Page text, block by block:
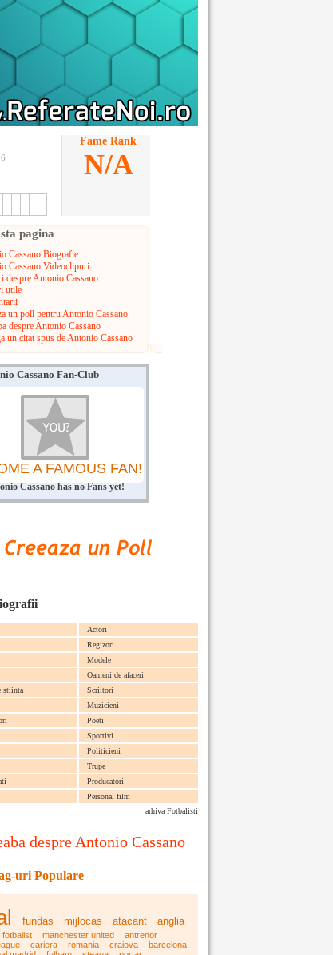
Fame Rank
N/A
pagina
Cassano Biografie
Cassano Videoclipuri
despre Antonio Cassano
utile
un poll pentru Antonio Cassano
despre Antonio Cassano
un citat spus de Antonio Cassano
Cassano Fan-Club
A FAMOUS FAN!
Cassano has no Fans yet!
Actori
Regizori
Modele
Oameni de afaceri
stiinta
Scriitori
Muzicieni
Poeti
Sportivi
Politicieni
Trupe
Producatori
Personal film
arhiva Fotbalisti
despre Antonio Cassano
uri Populare
fundas mijlocas atacant anglia
fotbalist manchester united
antrenor
cariera romania craiova
barcelona